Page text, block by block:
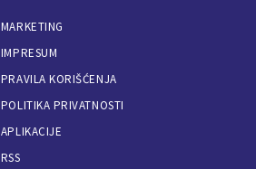
MARKETING
IMPRESUM
PRAVILA KORIŠĆENJA
POLITIKA PRIVATNOSTI
APLIKACIJE
RSS